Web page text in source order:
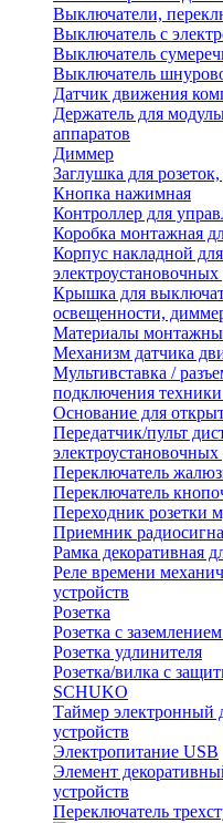
Выключатели,
Выключатель с
Выключатель
Выключатель
Датчик движения
Держатель для
аппаратов
Диммер
Заглушка для
Кнопка нажимная
Контроллер для
Коробка монтажная
Корпус накладной
электроустановочных
Крышка для
освещенности,
Материалы
Механизм датчика
Мультивставка /
подключения техники
Основание для
Передатчик/пульт
электроустановочных
Переключатель
Переключатель
Переходник розетки
Приемник
Рамка декоративная
Реле времени
устройств
Розетка
Розетка с
Розетка удлинителя
Розетка/вилка с
SCHUKO
Таймер электронный
устройств
Электропитание USB
Элемент
устройств
Переключатель